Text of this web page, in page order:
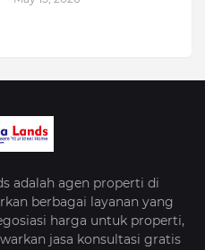
adalah agen properti di
berbagai layanan yang
harga untuk properti,
jasa konsultasi gratis